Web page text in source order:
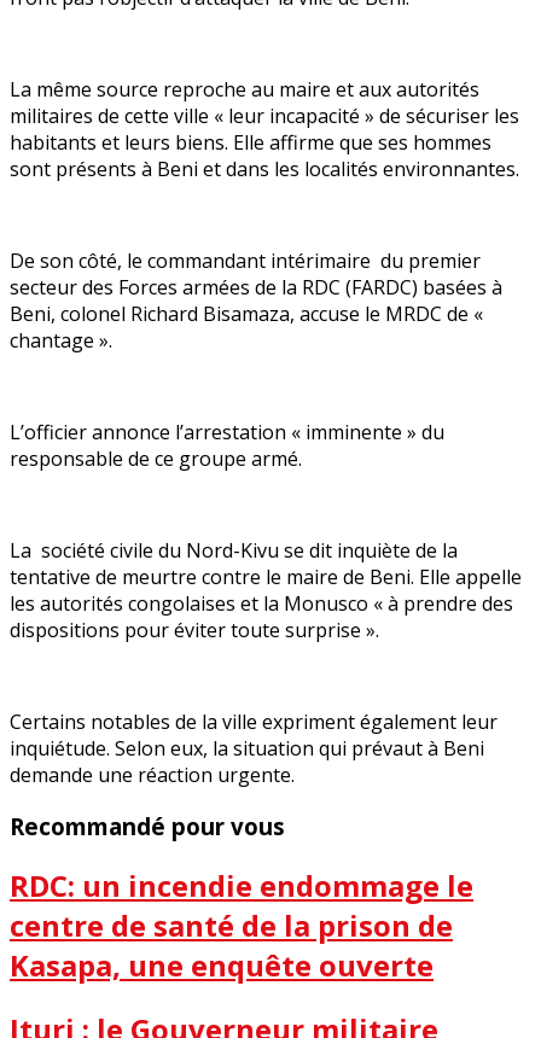
La même source reproche au maire et aux autorités
militaires de cette ville « leur incapacité » de sécuriser les
habitants et leurs biens. Elle affirme que ses hommes
sont présents à Beni et dans les localités environnantes.
De son côté, le commandant intérimaire du premier
secteur des Forces armées de la RDC (FARDC) basées à
Beni, colonel Richard Bisamaza, accuse le MRDC de «
chantage ».
L’officier annonce l’arrestation « imminente » du
responsable de ce groupe armé.
La société civile du Nord-Kivu se dit inquiète de la
tentative de meurtre contre le maire de Beni. Elle appelle
les autorités congolaises et la Monusco « à prendre des
dispositions pour éviter toute surprise ».
Certains notables de la ville expriment également leur
inquiétude. Selon eux, la situation qui prévaut à Beni
demande une réaction urgente.
Recommandé pour vous
RDC: un incendie endommage le
centre de santé de la prison de
Kasapa, une enquête ouverte
Ituri : le Gouverneur militaire